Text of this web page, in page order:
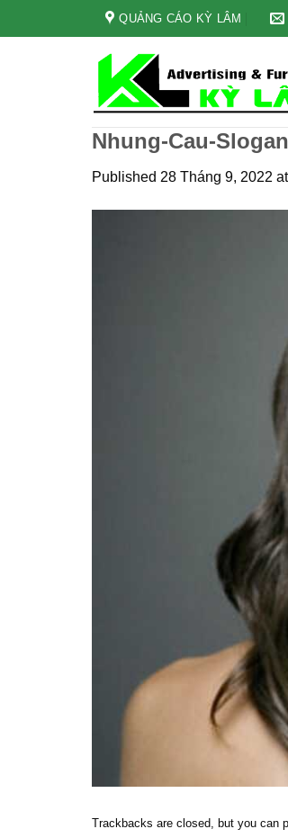
QUẢNG CÁO KỲ LÂM
Nhung-Cau-
Published 28 Tháng 9, 2022 at
Trackbacks are closed, but you can